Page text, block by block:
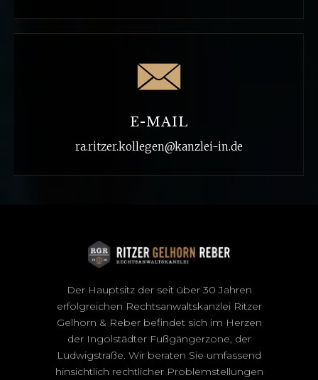
E-MAIL
ra.ritzer.kollegen@kanzlei-in.de
Der Hauptsitz der seit über 30 Jahren
erfolgreichen Rechtsanwaltskanzlei Ritzer
Gelhorn & Reber befindet sich im Herzen
der Ingolstädter Fußgängerzone, der
Ludwigstraße. Wir beraten Sie umfassend
hinsichtlich rechtlicher Problemstellungen